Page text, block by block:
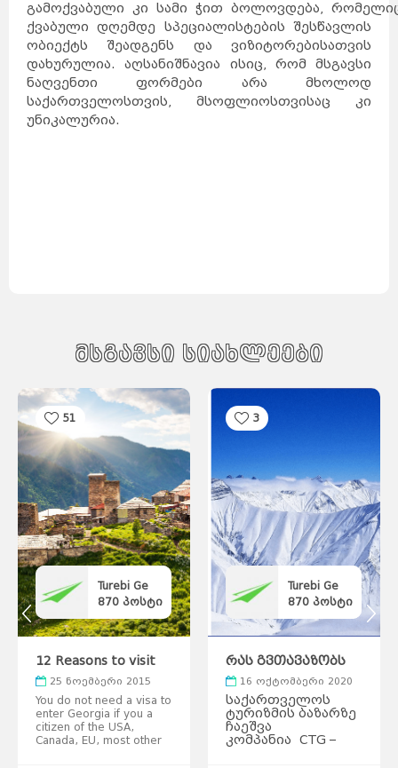
გამოქვაბული კი სამი ჭით ბოლოვდება,
ქვაბული დღემდე სპეციალისტების შესწავლის
ობიექტს შეადგენს და ვიზიტორებისათვის
დახურულია. აღსანიშნავია ისიც, რომ მსგავსი
ნაღვენთი ფორმები არა მხოლოდ
საქართველოსთვის, მსოფლიოსთვისაც კი
უნიკალურია.
მსგავსი სიახლეები
51
Turebi Ge
870 პოსტი
12 Reasons to visit
Georgia
25 ნოემბერი 2015
You do not need a visa to
enter Georgia if you a
citizen of the USA,
Canada, EU, most other
3
Turebi Ge
870 პოსტი
რას გვთავაზობს
Cool Tracks Georgia
ზამთრის სეზონზე
და რა არის Auto
Tracks
16 ოქტომბერი 2020
საქართველოს
ტურიზმის ბაზარზე
ჩაეშვა
კომპანია CTG –